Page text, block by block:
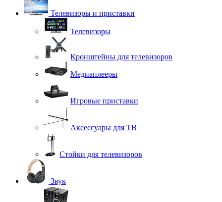
Телевизоры и приставки
Телевизоры
Кронштейны для телевизоров
Медиаплееры
Игровые приставки
Аксессуары для ТВ
Стойки для телевизоров
Звук